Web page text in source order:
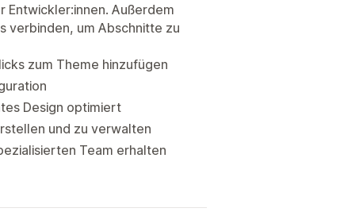
Entwickler:innen. Außerdem
verbinden, um Abschnitte zu
zum Theme hinzufügen
Design optimiert
und zu verwalten
Team erhalten